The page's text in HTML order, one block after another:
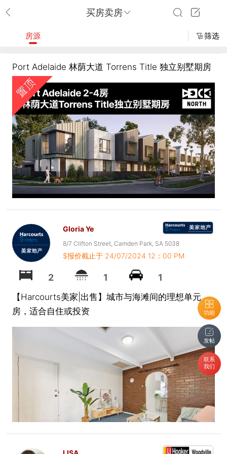
买房卖房
功能
发帖
联系
我们
房源 筛选
Port Adelaide 林荫大道 Torrens Title 独立别墅期房
Gloria Ye
8/7 Clifton Street, Camden Park, SA 5038
$报价截止于 24/07/2024 12：00 PM
2 1 1
【Harcourts美家|出售】城市与海滩间的理想单元
房，适合自住或投资